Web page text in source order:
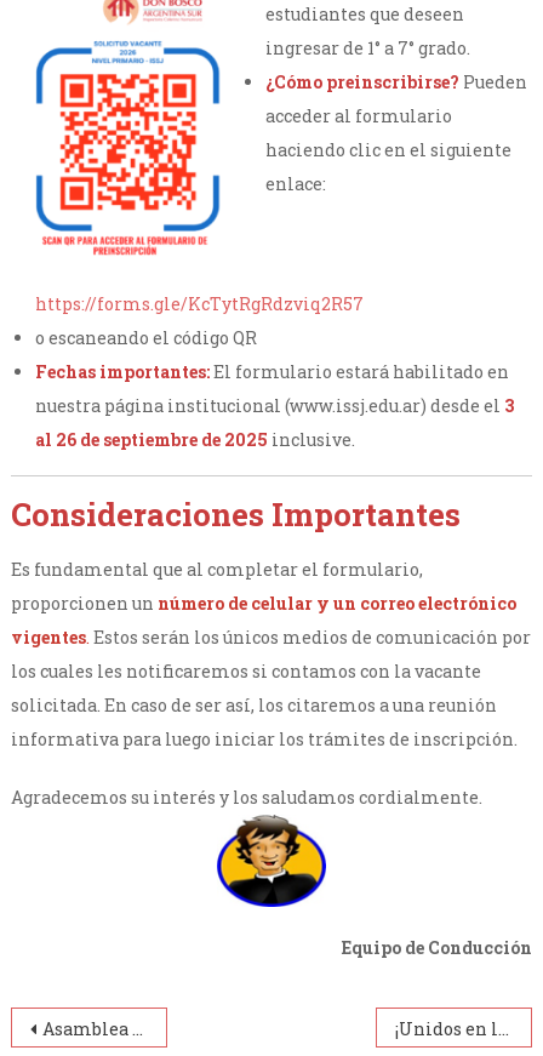
estudiantes que deseen
ingresar de 1° a 7° grado.
¿Cómo preinscribirse? Pueden
acceder al formulario
haciendo clic en el siguiente
enlace:
https://forms.gle/KcTytRgRdzviq2R57
o escaneando el código QR
Fechas importantes:El formulario estará habilitado en
nuestra página institucional (www.issj.edu.ar) desde el 3
al 26 de septiembre de 2025 inclusive.
Consideraciones Importantes
Es fundamental que al completar el formulario,
proporcionen un número de celular y un correo electrónico
vigentes. Estos serán los únicos medios de comunicación por
los cuales les notificaremos si contamos con la vacante
solicitada. En caso de ser así, los citaremos a una reunión
informativa para luego iniciar los trámites de inscripción.
Agradecemos su interés y los saludamos cordialmente.
Equipo de Conducción
Navegación
Asamblea Parroquial en Nuestra Señora de la Guardia. ¡Unidos en la Fe!